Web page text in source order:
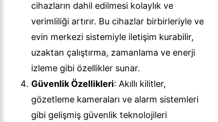
cihazların dahil edilmesi kolaylık ve
verimliliği artırır. Bu cihazlar birbirleriyle ve
evin merkezi sistemiyle iletişim kurabilir,
uzaktan çalıştırma, zamanlama ve enerji
izleme gibi özellikler sunar.
Güvenlik Özellikleri: Akıllı kilitler,
gözetleme kameraları ve alarm sistemleri
gibi gelişmiş güvenlik teknolojileri